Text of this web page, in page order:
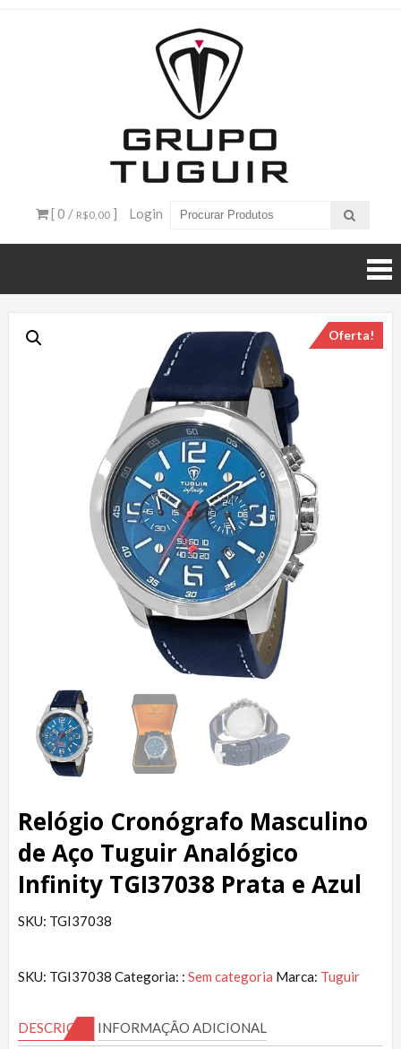
– Grupo
Tuguir
[ 0 / R$0,00 ] Login
Oferta!
Relógio Cronógrafo Masculino
de Aço Tuguir Analógico
Infinity TGI37038 Prata e Azul
SKU: TGI37038
SKU: TGI37038 Categoria: : Sem categoria Marca: Tuguir
DESCRIÇÃO INFORMAÇÃO ADICIONAL